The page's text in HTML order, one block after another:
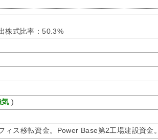
株式比率：50.3%
気 )
ス移転資金。Power Base第2工場建設資金。